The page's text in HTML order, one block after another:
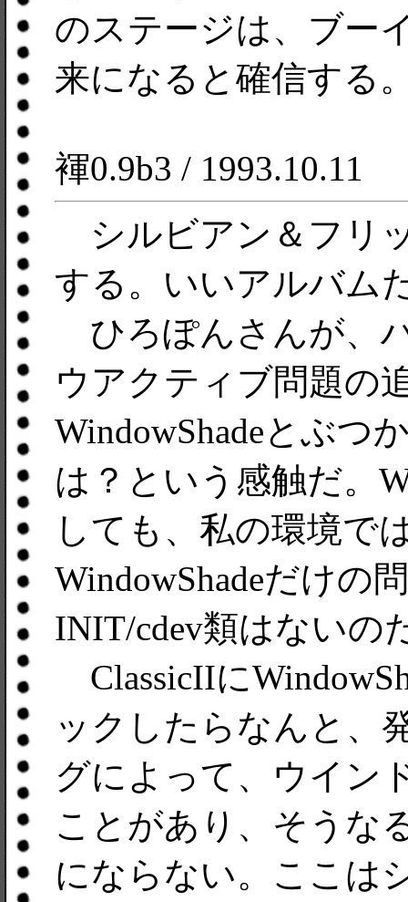
のステージは、ブー
来になると確信する
褌0.9b3 / 1993.10.11
シルビアン＆フリ
する。いいアルバム
ひろぽんさんが、
ウアクティブ問題の
WindowShadeとぶつ
は？という感触だ。
しても、私の環境で
WindowShadeだけの
INIT/cdev類はないの
ClassicIIに
ックしたらなんと、
グによって、ウイン
ことがあり、そうな
にならない。ここは